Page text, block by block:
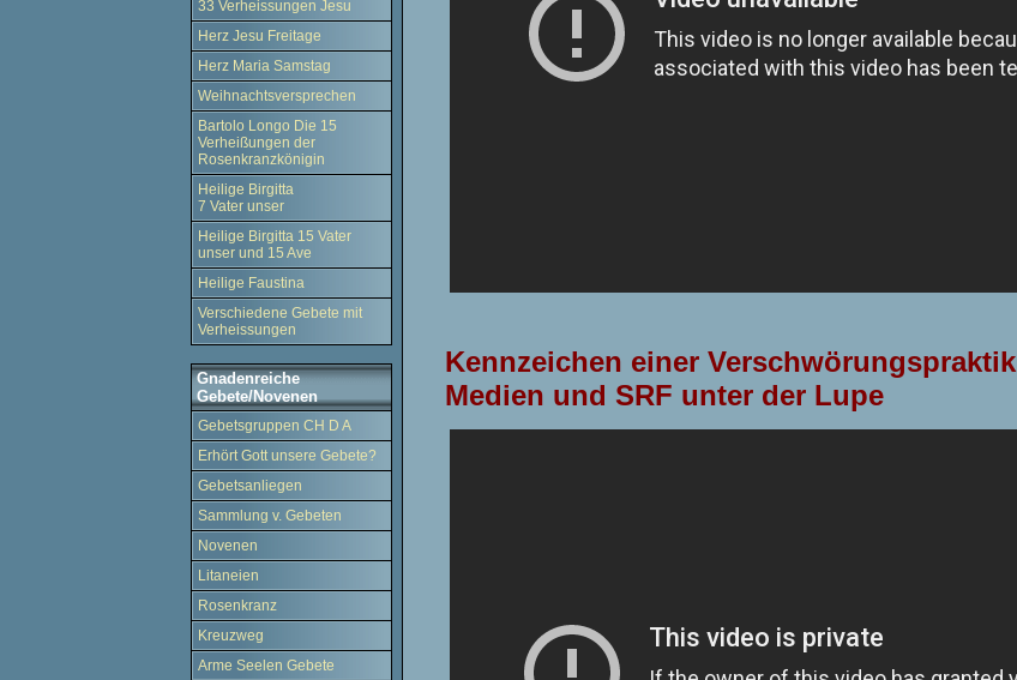
33 Verheissungen Jesu
Herz Jesu Freitage
Herz Maria Samstag
Weihnachtsversprechen
Bartolo Longo Die 15
Verheißungen der
Rosenkranzkönigin
Heilige Birgitta
7 Vater unser
Heilige Birgitta 15 Vater
unser und 15 Ave
Heilige Faustina
Verschiedene Gebete mit
Verheissungen
Gnadenreiche
Gebete/Novenen
Gebetsgruppen CH D A
Erhört Gott unsere Gebete?
Gebetsanliegen
Sammlung v. Gebeten
Novenen
Litaneien
Rosenkranz
Kreuzweg
Arme Seelen Gebete
Kennzeichen einer Verschwörungspraktik
Medien und SRF unter der Lupe